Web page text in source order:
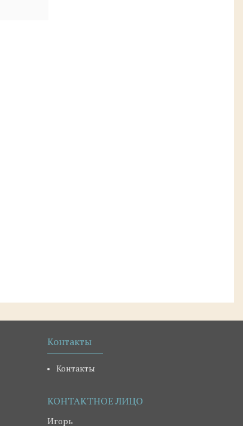
Контакты
Контакты
Игорь